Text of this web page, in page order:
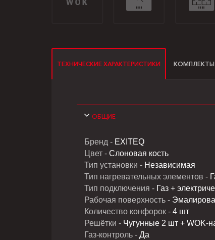
ТЕХНИЧЕСКИЕ ХАРАКТЕРИСТИКИ
ОБЩИЕ
Бренд - EXITEQ
Цвет - Слоновая кость
Тип установки - Независимая
Тип нагревательных элементов -
Тип подключения - Газ +
Рабочая поверхность -
Количество конфорок - 4 шт
Решётки - Чугунные 2 шт + WOK-
Газ-контроль - Да
КОМПЛЕКТЫ